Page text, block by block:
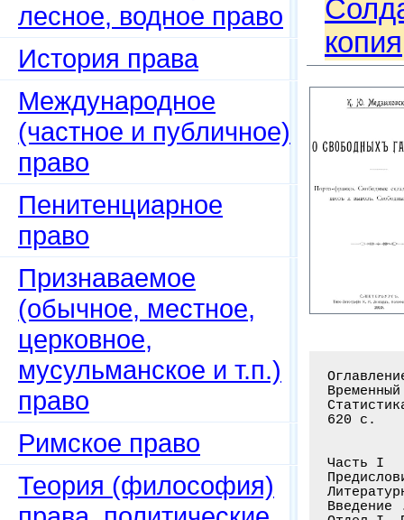
лесное, водное право
История права
Международное
(частное и публичное)
право
Пенитенциарное
право
Признаваемое
(обычное, местное,
церковное,
мусульманское и т.п.)
право
Римское право
Теория (философия)
копия
Оглавление книги: О свободных гаванях. Ч. 1: Порто-франко. Свободные склады
Временный ввоз и вывоз. Свободные гавани; Ч. 2: Иностранные законы и правила
Статистика. Ч. 1-2 / Медзыховский К.Ю. - С.-Пб.: Типо-лит. К.И. Лингард, 1910
620 с.


Часть I
Предисловие . . . . . . . . . . . . . . . . . . . . . . . . . . . . . . . . I-IV
Литературные источники . . . . . . . . . . . . . . . . . . . . . . . . . . V-VII
Введение . . . . . . . . . . . . . . . . . . . . . . . . . . . . . . . . . . 1-5
Отдел I. Порто-франко. - Внешняя торговля до учреждения порто-франко
и причины возникновения порт-франко . . . . . . . . . . . . . . . . . . . . 9-10
Описание порто-франко европейских государств:
А. Порто-франко ныне упраздненные:
1. Италия. Ливорно (11), Венеция (13), Генуя (13), Мессина (14), Ницца,
Чивита-Векиа и Анкона (15) . . . . . . . . . . . . . . . . . . . . . . . . 11-16
2. Франция. Дюнкирхен (17), Марсель (19), Байонна (24), Лориен (25) . . . .17-26
3. Германия. Ганзейский союз (27), Бремен (28), Гамбург (29), Альтона
(30), Любек (31) . . . . . . . . . . . . . . . . . . . . . . . . . . . . . 27-31
4. Австро-Венгрия. Триест (32), Фиуме (34), Остенде (35) . . . . . . . . .